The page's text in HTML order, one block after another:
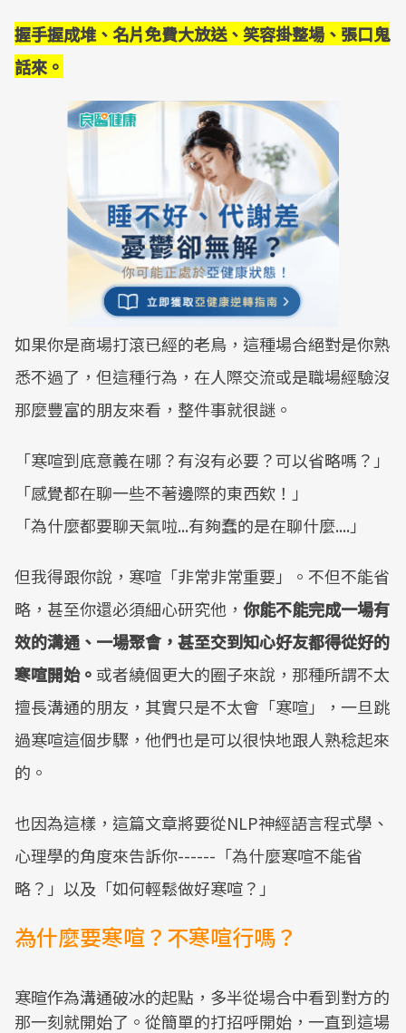
握手握成堆、名片免費大放送、笑容掛整場、張口鬼
話來。
​如果你是商場打滾已經的老鳥，這種場合絕對是你熟
悉不過了，​但這種行為，在人際交流或是職場經驗沒
那麼豐富的朋友來看，整件事就很謎。
​「寒喧到底意義在哪？有沒有必要？可以省略嗎？」
​「感覺都在聊一些不著邊際的東西欸！」
​「為什麼都要聊天氣啦...有夠蠢的是在聊什麼....」
​​但我得跟你說，寒喧「非常非常重要」。​不但不能省
略，甚至你還必須細心研究他，​ 你能不能完成一場有
效的溝通、一場聚會，甚至交到知心好友都得從好的
寒喧開始。 或者繞個更大的圈子來說，那種所謂不太
擅長溝通的朋友，其實只是不太會「寒喧」，一旦跳
過寒喧這個步驟，他們也是可以很快地跟人熟稔起來
的。​
​也因為這樣，這篇文章將要從NLP神經語言程式學、
心理學的角度來告訴你------「為什麼寒喧不能省
略？」以及「如何輕鬆做好寒喧？」
為什麼要寒喧？不寒喧行嗎？
​寒暄作為溝通破冰的起點，多半從場合中看到對方的
那一刻就開始了。​從簡單的打招呼開始，一直到這場